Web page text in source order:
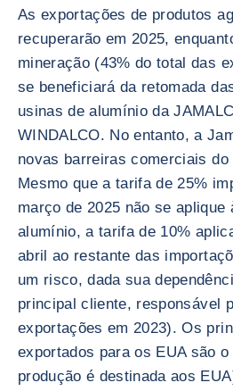
As exportações de produtos
recuperarão em 2025,
mineração (43% do total das
se beneficiará da retomada
usinas de alumínio da
WINDALCO. No entanto, a
novas barreiras comerciais do
Mesmo que a tarifa de 25%
março de 2025 não se aplique
alumínio, a tarifa de 10%
abril ao restante das
um risco, dada sua
principal cliente, responsável
exportações em 2023). Os
exportados para os EUA são
produção é destinada aos